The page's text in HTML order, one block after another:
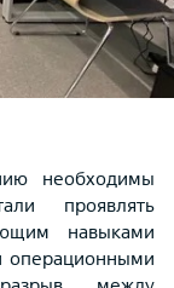
необходимы
проявлять
навыками
операционными